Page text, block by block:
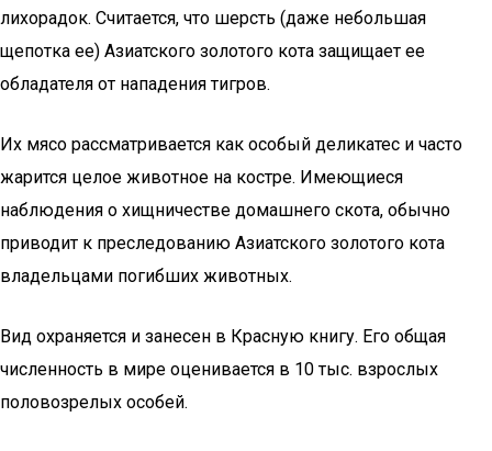
лихорадок. Считается, что шерсть (даже небольшая
щепотка ее) Азиатского золотого кота защищает ее
обладателя от нападения тигров.
Их мясо рассматривается как особый деликатес и часто
жарится целое животное на костре. Имеющиеся
наблюдения о хищничестве домашнего скота, обычно
приводит к преследованию Азиатского золотого кота
владельцами погибших животных.
Вид охраняется и занесен в Красную книгу. Его общая
численность в мире оценивается в 10 тыс. взрослых
половозрелых особей.